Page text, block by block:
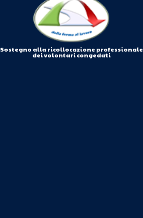
Sostegno alla ricollocazione professionale
dei volontari congedati